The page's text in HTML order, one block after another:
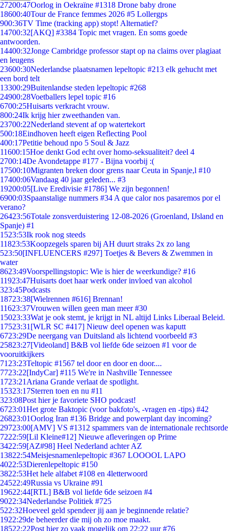
27200:47Oorlog in Oekraïne #1318 Drone baby drone
18600:40Tour de France femmes 2026 #5 Lollergps
900:36TV Time (tracking app) stopt! Alternatief?
14700:32[AKQ] #3384 Topic met vragen. En soms goede
antwoorden.
14400:32Jonge Cambridge professor stapt op na claims over plagiaat
en leugens
23600:30Nederlandse plaatsnamen lepeltopic #213 elk gehucht met
een bord telt
13300:29Buitenlandse steden lepeltopic #268
24900:28Voetballers lepel topic #16
6700:25Huisarts verkracht vrouw.
800:24Ik krijg hier zweethanden van.
23700:22Nederland stevent af op watertekort
500:18Eindhoven heeft eigen Reflecting Pool
400:17Petitie behoud npo 5 Soul & Jazz
11600:15Hoe denkt God echt over homo-seksualiteit? deel 4
2700:14De Avondetappe #177 - Bijna voorbij :(
17500:10Migranten breken door grens naar Ceuta in Spanje,l #10
17400:06Vandaag 40 jaar geleden... #3
19200:05[Live Eredivisie #1786] We zijn begonnen!
6900:03Spaanstalige nummers #34 A que calor nos pasaremos por el
verano?
26423:56Totale zonsverduistering 12-08-2026 (Groenland, IJsland en
Spanje) #1
1523:53Ik rook nog steeds
11823:53Koopzegels sparen bij AH duurt straks 2x zo lang
523:50[INFLUENCERS #297] Toetjes & Bevers & Zwemmen in
water
8623:49Voorspellingstopic: Wie is hier de weerkundige? #16
11923:47Huisarts doet haar werk onder invloed van alcohol
323:45Podcasts
18723:38[Wielrennen #616] Brennan!
11623:37Vrouwen willen geen man meer #30
15023:33Wat je ook stemt, je krijgt in NL altijd Links Liberaal Beleid.
17523:31 [WLR SC #417] Nieuw deel openen was kaputt
6723:29De neergang van Duitsland als lichtend voorbeeld #3
25823:27[Videoland] B&B vol liefde 6de seizoen #1 voor de
vooruitkijkers
71 23:23Teltopic #1567 tel door en door en door....
7723:22[IndyCar] #115 We're in Nashville Tennessee
1723:21 Ariana Grande verlaat de spotlight.
15323:17Sterren toen en nu #11
323:08Post hier je favoriete SHO podcast!
6723:01Het grote Baktopic (voor bakfoto's, -vragen en -tips) #42
26823:01Oorlog Iran #136 Bridge and powerplant day incoming?
29723:00[AMV] VS #1312 spammers van de internationale rechtsorde
7222:59[Lil Kleine#12] Nieuwe afleveringen op Prime
3422:59[AZ#98] Heel Nederland achter AZ
13822:54Meisjesnamenlepeltopic #367 LOOOOL LAPO
4022:53Dierenlepeltopic #150
3822:53Het hele alfabet #108 en 4letterwoord
24522:49Russia vs Ukraine #91
19622:44[RTL] B&B vol liefde 6de seizoen #4
9022:34Nederlandse Politiek #725
522:32Hoeveel geld spendeer jij aan je beginnende relatie?
1922:29de beheerder die mij oh zo moe maakt.
18522:22Post hier zo vaak mogelijk om 22:22 uur #76